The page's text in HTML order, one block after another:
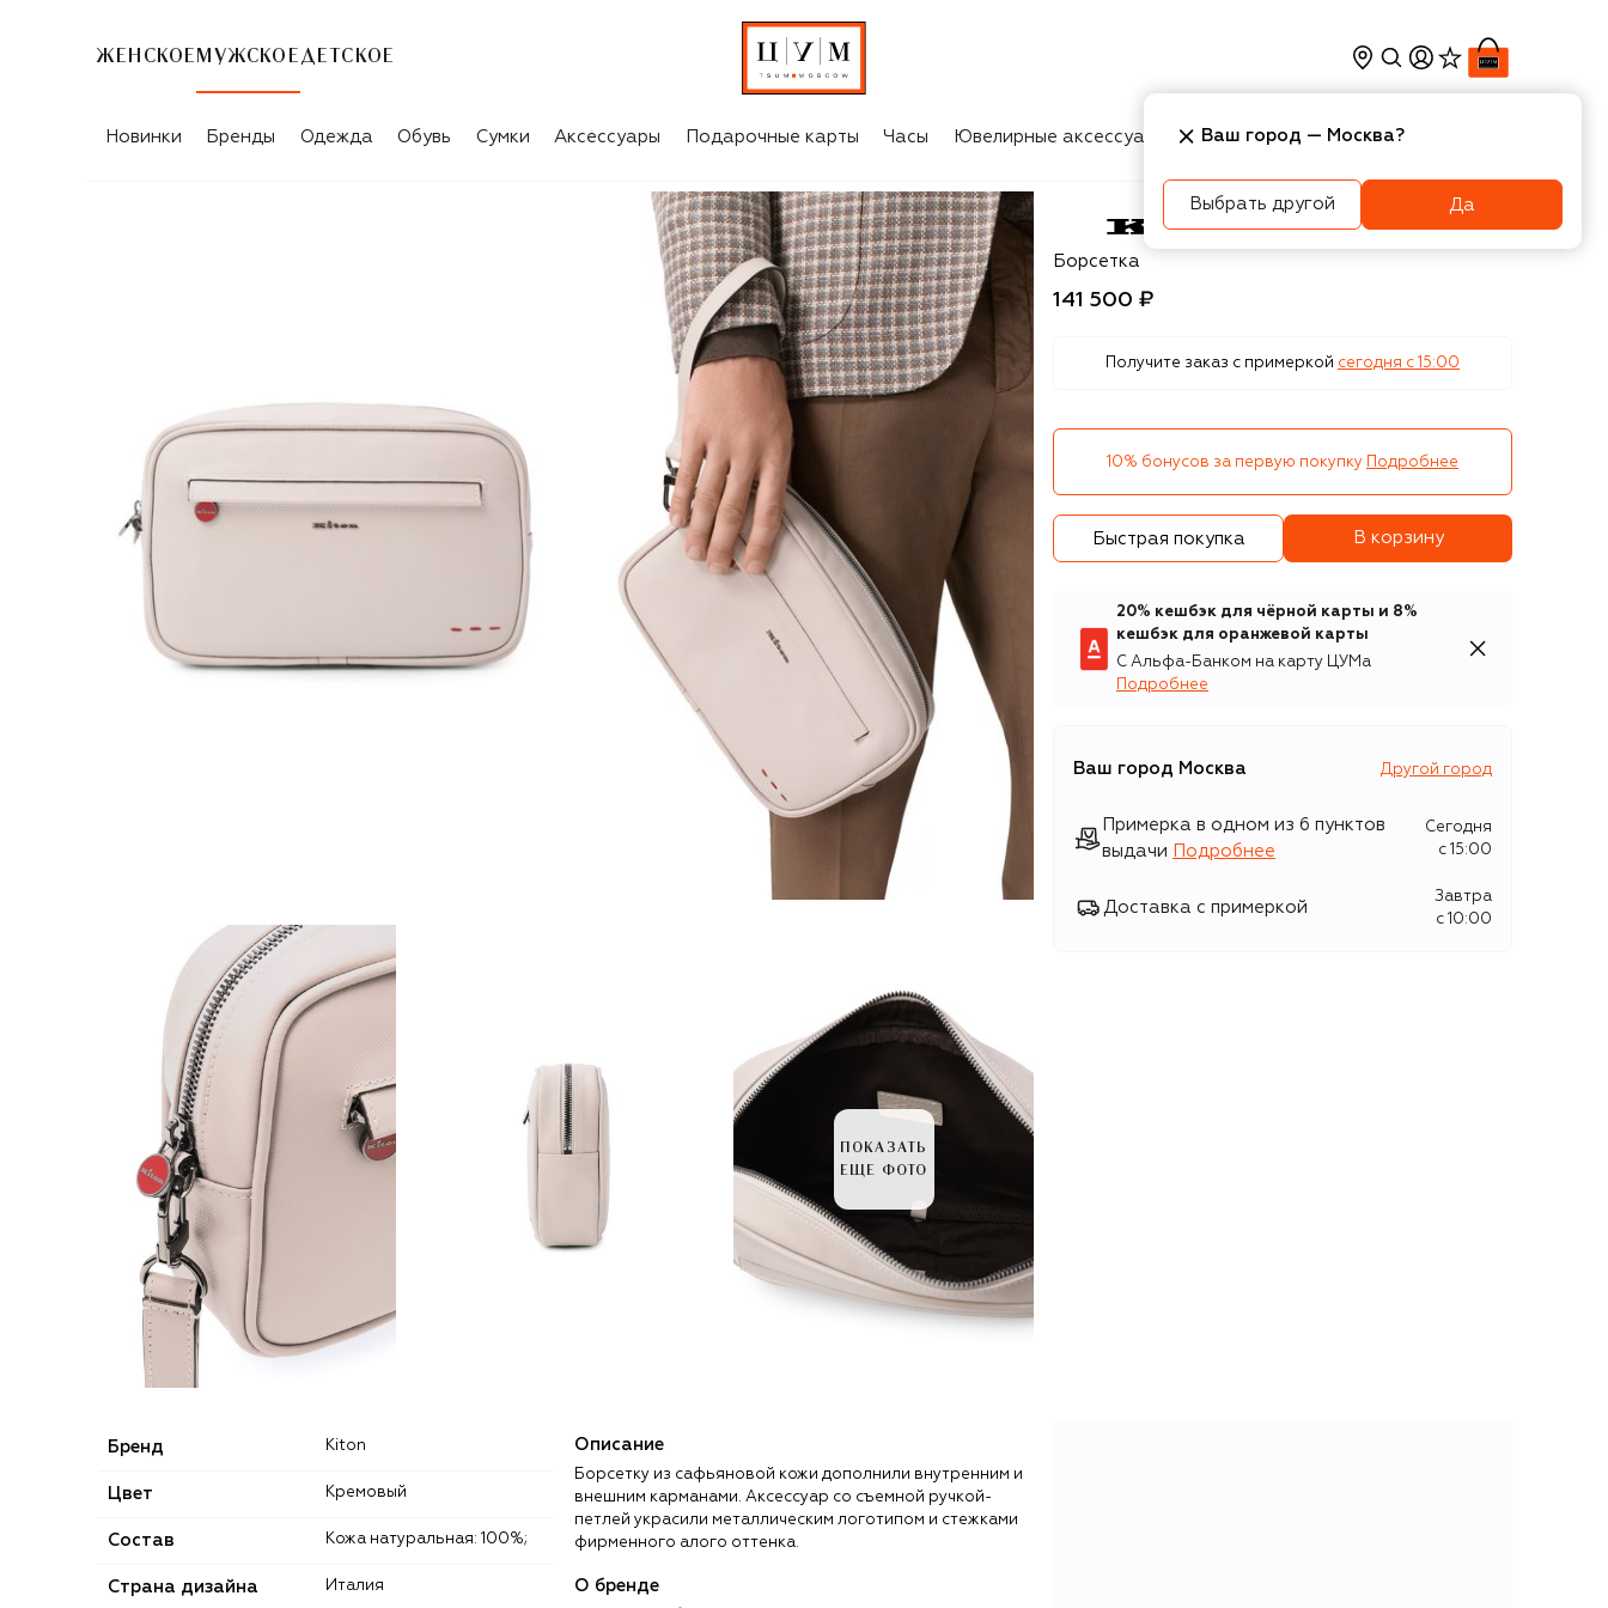
ЖЕНСКОЕ МУЖСКОЕ ДЕТСКОЕ
Новинки Бренды Одежда Обувь Сумки Аксессуары Подарочные карты Часы Ювелирные аксессуары Косметика Интерьер
ПОКАЗАТЬ
ЕЩЕ ФОТО
Kiton
Борсетка
141 500 ₽
Получите заказ с примеркой сегодня c 15:00
10% бонусов за первую покупку Подробнее
Быстрая покупка В корзину
20% кешбэк для чёрной карты и 8%
кешбэк для оранжевой карты
С Альфа-Банком на карту ЦУМа
Подробнее
Ваш город Москва Другой город
Примерка в одном из 6 пунктов
выдачи
Подробнее
Сегодня
c 15:00
Доставка с примеркой
Завтра
c 10:00
Бренд Kiton
Цвет Кремовый
Состав Кожа натуральная: 100%;
Страна дизайна Италия
Описание
Борсетку из сафьяновой кожи дополнили внутренним и
внешним карманами. Аксессуар со съемной ручкой-
петлей украсили металлическим логотипом и стежками
фирменного алого оттенка.
О бренде
Ваш город — Москва?
Выбрать другой Да